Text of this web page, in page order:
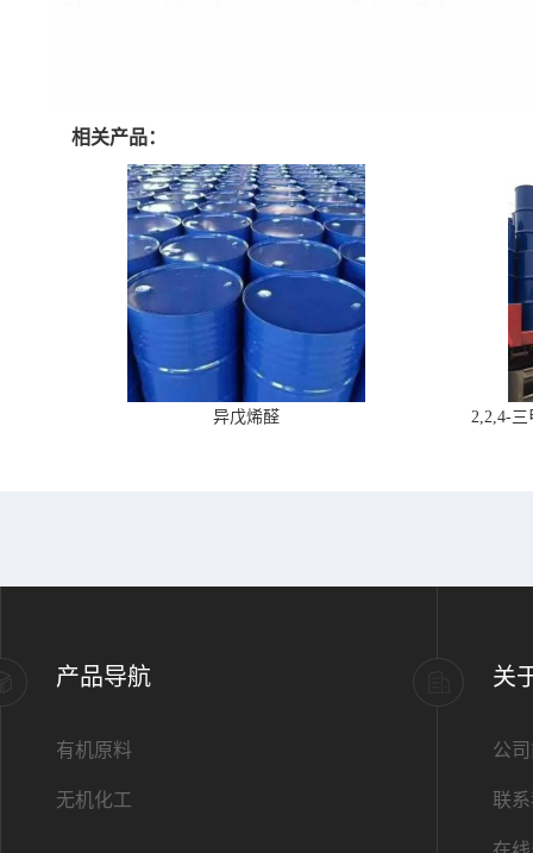
相关产品：
异戊烯醛 2,2,4-
产品导航
有机原料
无机化工
关
公
联